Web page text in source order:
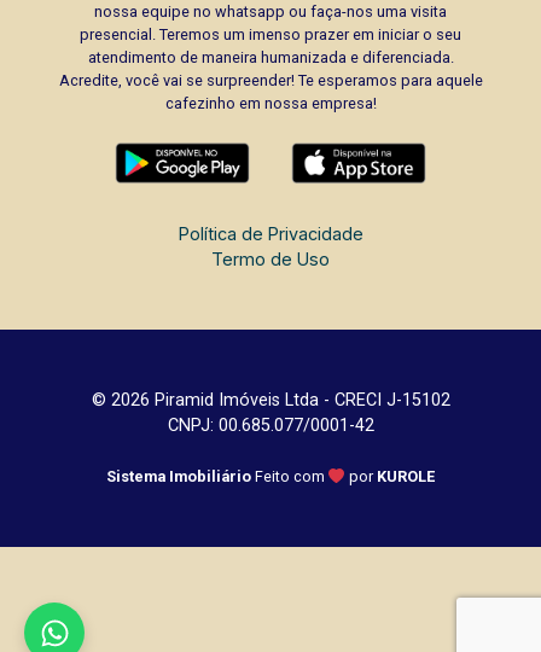
nossa equipe no whatsapp ou faça-nos uma visita
presencial. Teremos um imenso prazer em iniciar o seu
atendimento de maneira humanizada e diferenciada.
Acredite, você vai se surpreender! Te esperamos para aquele
cafezinho em nossa empresa!
Política de Privacidade
Termo de Uso
© 2026 Piramid Imóveis Ltda - CRECI J-15102
CNPJ: 00.685.077/0001-42
Sistema Imobiliário Feito com por KUROLE